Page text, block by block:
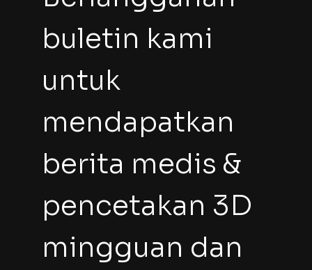
buletin kami
untuk
mendapatkan
berita medis &
pencetakan 3D
mingguan dan